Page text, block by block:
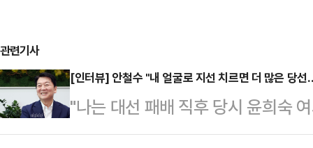
관련기사
[인터뷰] 안철수 "내 얼굴로 지선 치르면 더 많은 당
"나는 대선 패배 직후 당시 윤희숙
과오'에서 어느 하나도 해당되지 않